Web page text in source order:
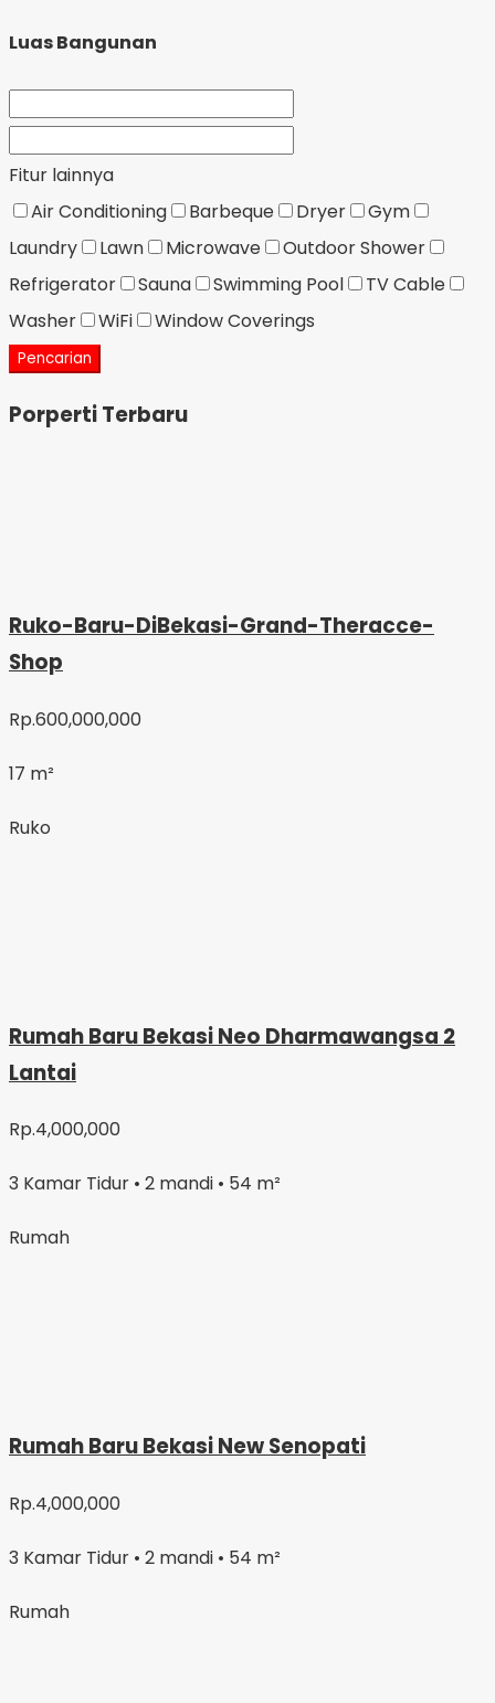
Luas Bangunan
Fitur lainnya
Air Conditioning
Barbeque Dryer
Gym
Laundry
Lawn Microwave
Outdoor Shower
Refrigerator
Sauna Swimming Pool
TV Cable
Washer
WiFi Window Coverings
Pencarian
Porperti Terbaru
Ruko-Baru-DiBekasi-Grand-Theracce-
Shop
Rp.600,000,000
17 m²
Ruko
Rumah Baru Bekasi Neo Dharmawangsa 2
Lantai
Rp.4,000,000
3 Kamar Tidur • 2 mandi • 54 m²
Rumah
Rumah Baru Bekasi New Senopati
Rp.4,000,000
3 Kamar Tidur • 2 mandi • 54 m²
Rumah